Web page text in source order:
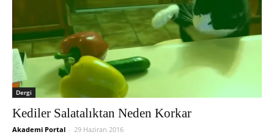
Dergi
Kediler Salatalıktan Neden Korkar
Akademi Portal - 29 Haziran 2016